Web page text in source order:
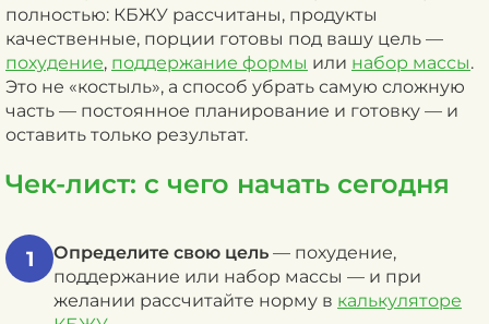
полностью: КБЖУ рассчитаны, продукты
качественные, порции готовы под вашу цель —
похудение, поддержание формы или набор массы.
Это не «костыль», а способ убрать самую сложную
часть — постоянное планирование и готовку — и
оставить только результат.
Чек-лист: с чего начать сегодня
1 Определите свою цель — похудение,
поддержание или набор массы — и при
желании рассчитайте норму в калькуляторе